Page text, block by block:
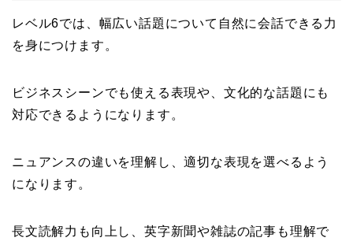
レベル6では、幅広い話題について自然に会話できる力
を身につけます。
ビジネスシーンでも使える表現や、文化的な話題にも
対応できるようになります。
ニュアンスの違いを理解し、適切な表現を選べるよう
になります。
長文読解力も向上し、英字新聞や雑誌の記事も理解で